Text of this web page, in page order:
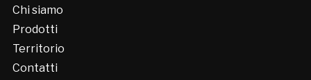
Chi siamo
Prodotti
Territorio
Contatti